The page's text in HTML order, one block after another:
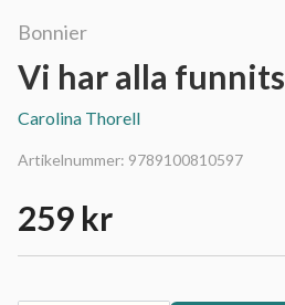
Bonnier
Vi har alla funnits
Carolina Thorell
Artikelnummer: 9789100810597
259 kr